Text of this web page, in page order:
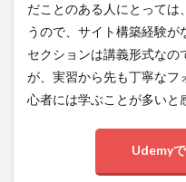
る！
400レ
ッス
ン以
上の
マス
だことのある人にとっては
うので、サイト構築経験
セクションは講義形式なの
が、実習から先も丁寧なフ
心者には学ぶことが多いと
Udemy